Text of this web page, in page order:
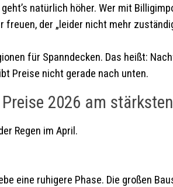
natürlich höher. Wer mit
freuen, der „leider nicht mehr
für Spanndecken. Das heißt:
Preise nicht gerade nach unten.
2026 am
Regen im April.
eine ruhigere Phase. Die großen